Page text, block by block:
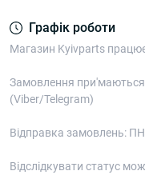
Графік роботи
Магазин Kyivparts
Замовлення
(Viber/Telegram)
Відправка замовлень:
Відслідкувати статус